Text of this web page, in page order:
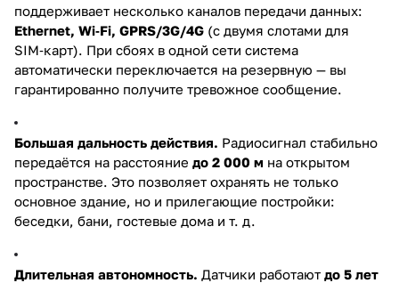
поддерживает несколько каналов передачи данных:
Ethernet, Wi‑Fi, GPRS/3G/4G (с двумя слотами для
SIM‑карт). При сбоях в одной сети система
автоматически переключается на резервную — вы
гарантированно получите тревожное сообщение.
Большая дальность действия. Радиосигнал стабильно
передаётся на расстояние до 2 000 м на открытом
пространстве. Это позволяет охранять не только
основное здание, но и прилегающие постройки:
беседки, бани, гостевые дома и т. д.
Длительная автономность. Датчики работают до 5 лет